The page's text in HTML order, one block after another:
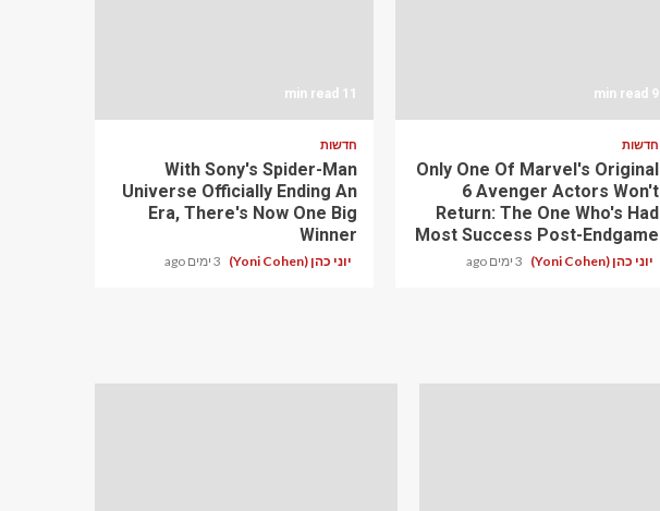
9 min read
חדשות
Only One Of Marvel's Original
6 Avenger Actors Won't
Return: The One Who's Had
Most Success Post-Endgame
יוני כהן (Yoni Cohen) 3 ימים ago
11 min read
חדשות
With Sony's Spider-Man
Universe Officially Ending An
Era, There's Now One Big
Winner
יוני כהן (Yoni Cohen) 3 ימים ago